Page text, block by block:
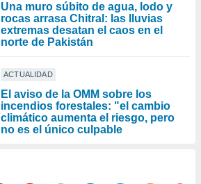
Una muro súbito de agua, lodo y
rocas arrasa Chitral: las lluvias
extremas desatan el caos en el
norte de Pakistán
ACTUALIDAD
El aviso de la OMM sobre los
incendios forestales: "el cambio
climático aumenta el riesgo, pero
no es el único culpable